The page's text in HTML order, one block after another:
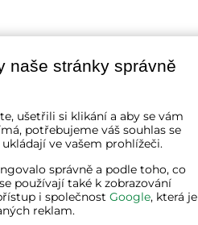
naše stránky správně
ušetřili si klikání a aby se vám
potřebujeme váš souhlas se
ve vašem prohlížeči.
správně a podle toho, co
používají také k zobrazování
i společnost Google, která je
reklam.